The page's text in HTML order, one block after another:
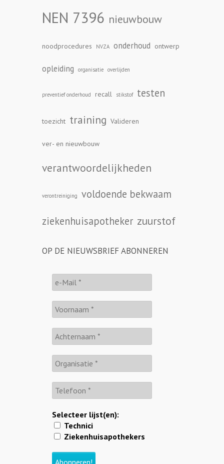
NEN 7396 nieuwbouw
noodprocedures NVZA onderhoud ontwerp
opleiding organisatie overlijden
preventief onderhoud recall stikstof testen
toezicht training Valideren
ver- en nieuwbouw
verantwoordelijkheden
verontreiniging
voldoende bekwaam
ziekenhuisapotheker zuurstof
OP DE NIEUWSBRIEF ABONNEREN
Selecteer lijst(en):
Technici
Ziekenhuisapothekers